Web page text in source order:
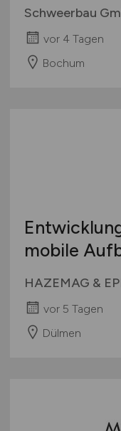
Schweerbau
vor 4 Tagen
Bochum
mobile
HAZEMAG &
vor 5 Tagen
Dülmen